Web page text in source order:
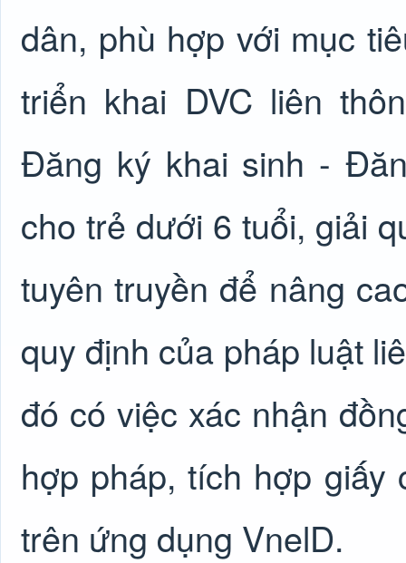
dân, phù hợp với mục
triển khai DVC liên
Đăng ký khai sinh -
cho trẻ dưới 6 tuổi, giải
tuyên truyền để nâng
quy định của pháp luật
đó có việc xác nhận
hợp pháp, tích hợp
trên ứng dụng VnelD.